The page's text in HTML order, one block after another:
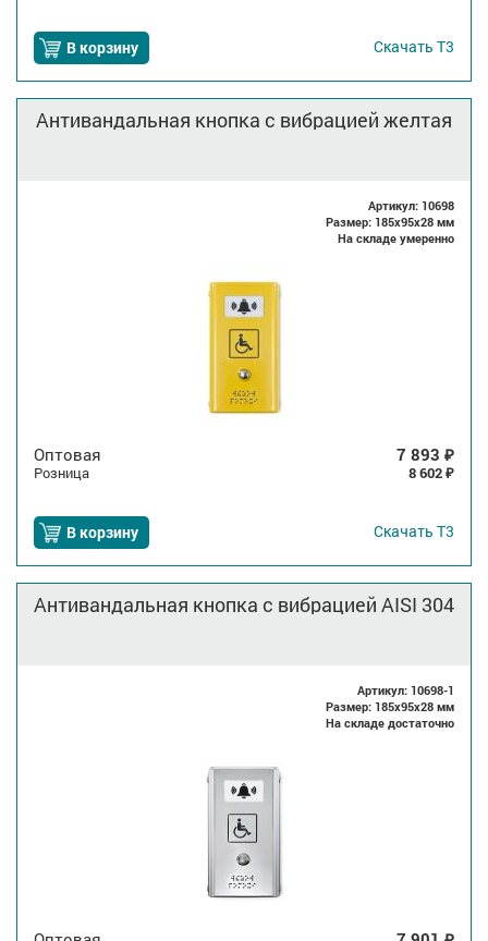
В корзину Скачать Т3
Антивандальная кнопка с вибрацией желтая
Артикул: 10698
Размер: 185x95x28 мм
На складе умеренно
Оптовая 7 893 ₽
Розница 8 602 ₽
В корзину Скачать Т3
Антивандальная кнопка с вибрацией AISI 304
Артикул: 10698-1
Размер: 185x95x28 мм
На складе достаточно